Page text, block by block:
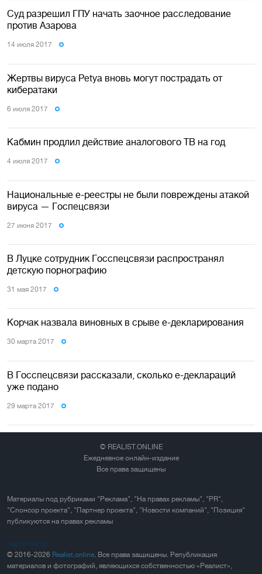
Суд разрешил ГПУ начать заочное расследование
против Азарова
14 июля 2017
Жертвы вируса Petya вновь могут пострадать от
кибератаки
6 июля 2017
Кабмин продлил действие аналогового ТВ на год
4 июля 2017
Национальные е-реестры не были повреждены атакой
вируса — Госпецсвязи
27 июня 2017
В Луцке сотрудник Госспецсвязи распространял
детскую порнографию
31 мая 2017
Корчак назвала виновных в срыве е-декларирования
30 марта 2017
В Госспецсвязи рассказали, сколько е-деклараций
уже подано
29 марта 2017
© REALIST.ONLINE
Ежедневное онлайн-издание
Все права защищены
Материалы под рубриками "Реклама", "На правах рекламы", "PR",
"Спонсор проекта", "Партнер проекта", "Новости компаний", "Позиция"
публикуются на правах рекламы
Карта сайта
© 2016-2026 Realist.online. Все права защищены. Републикация
материалов и фотографий, являющихся собственностью «Реалист»,